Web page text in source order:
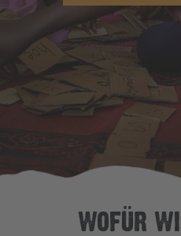
WOFÜR